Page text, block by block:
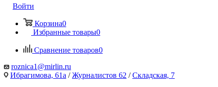
Войти
Корзина0
Избранные товары0
Сравнение товаров0
roznica1@mirlin.ru
Ибрагимова, 61а /Журналистов 62 /Складская, 7